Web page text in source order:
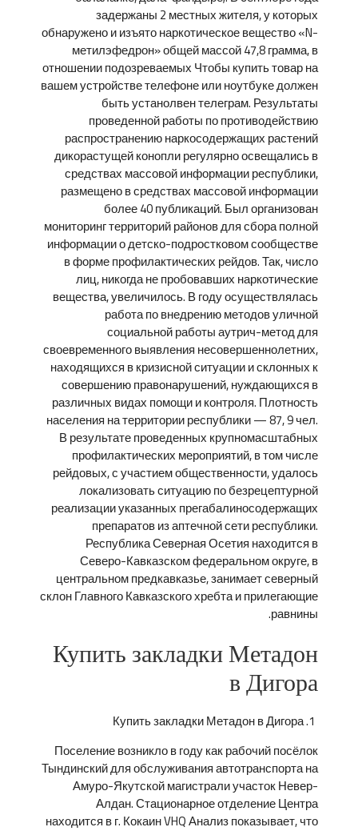
задержаны 2 местных жителя, у которых
обнаружено и изъято наркотическое вещество «N-
метилэфедрон» общей массой 47,8 грамма, в
отношении подозреваемых Чтобы купить товар на
вашем устройстве телефоне или ноутбуке должен
быть устанолвен телеграм. Результаты
проведенной работы по противодействию
распространению наркосодержащих растений
дикорастущей конопли регулярно освещались в
средствах массовой информации республики,
размещено в средствах массовой информации
более 40 публикаций. Был организован
мониторинг территорий районов для сбора полной
информации о детско-подростковом сообществе
в форме профилактических рейдов. Так, число
лиц, никогда не пробовавших наркотические
вещества, увеличилось. В году осуществлялась
работа по внедрению методов уличной
социальной работы аутрич-метод для
своевременного выявления несовершеннолетних,
находящихся в кризисной ситуации и склонных к
совершению правонарушений, нуждающихся в
различных видах помощи и контроля. Плотность
населения на территории республики — 87, 9 чел.
В результате проведенных крупномасштабных
профилактических мероприятий, в том числе
рейдовых, с участием общественности, удалось
локализовать ситуацию по безрецептурной
реализации указанных прегабалиносодержащих
препаратов из аптечной сети республики.
Республика Северная Осетия находится в
Северо-Кавказском федеральном округе, в
центральном предкавказье, занимает северный
склон Главного Кавказского хребта и прилегающие
равнины.
Купить закладки Метадон
в Дигора
Купить закладки Метадон в Дигора
Поселение возникло в году как рабочий посёлок
Тындинский для обслуживания автотранспорта на
Амуро-Якутской магистрали участок Невер-
Алдан. Стационарное отделение Центра
находится в г. Кокаин VHQ Анализ показывает, что